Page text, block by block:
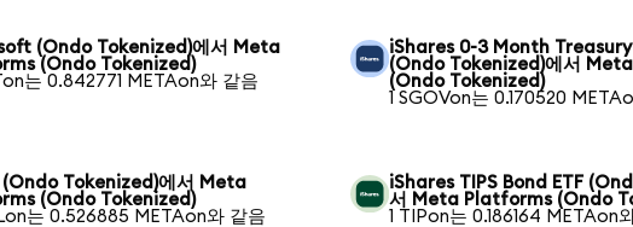
(Ondo Tokenized)에서 Meta
(Ondo Tokenized)
는 0.842771 METAon와 같음
iShares 0-3 Month Treasury
(Ondo Tokenized)에서
(Ondo Tokenized)
1 SGOVon는 0.170520
Tokenized)에서 Meta
(Ondo Tokenized)
는 0.526885 METAon와 같음
iShares TIPS Bond ETF
서 Meta Platforms (Ondo
1 TIPon는 0.186164 METAon